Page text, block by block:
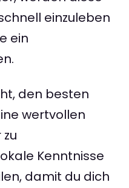
einzuleben
ein
den besten
wertvollen
Kenntnisse
damit du dich